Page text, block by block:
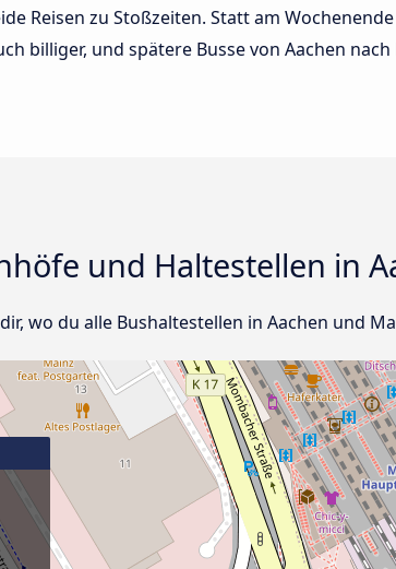
Reisen zu Stoßzeiten. Statt am
billiger, und spätere Busse von Aachen
und Haltestellen in
wo du alle Bushaltestellen in Aachen und